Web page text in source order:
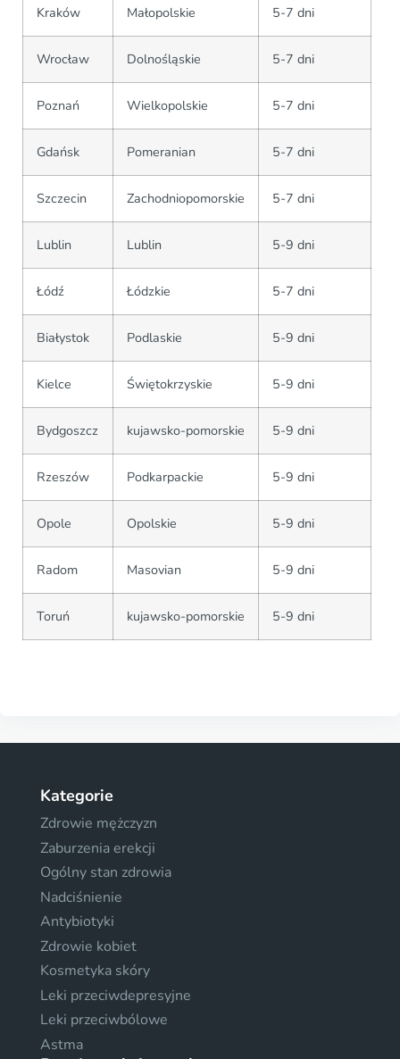
Kraków Małopolskie 5-7 dni
Wrocław Dolnośląskie 5-7 dni
Poznań Wielkopolskie 5-7 dni
Gdańsk Pomeranian 5-7 dni
Szczecin Zachodniopomorskie 5-7 dni
Lublin Lublin 5-9 dni
Łódź Łódzkie 5-7 dni
Białystok Podlaskie 5-9 dni
Kielce Świętokrzyskie 5-9 dni
Bydgoszcz kujawsko-pomorskie 5-9 dni
Rzeszów Podkarpackie 5-9 dni
Opole Opolskie 5-9 dni
Radom Masovian 5-9 dni
Toruń kujawsko-pomorskie 5-9 dni
Kategorie
Zdrowie mężczyzn
Zaburzenia erekcji
Ogólny stan zdrowia
Nadciśnienie
Antybiotyki
Zdrowie kobiet
Kosmetyka skóry
Leki przeciwdepresyjne
Leki przeciwbólowe
Astma